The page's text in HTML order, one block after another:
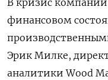
В кризис
финансовом
Эрик Милке,
аналитики Wood